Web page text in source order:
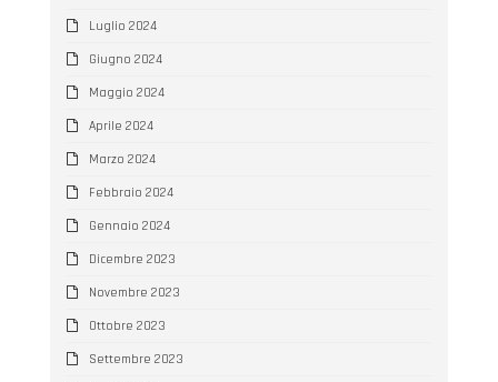
Luglio 2024
Giugno 2024
Maggio 2024
Aprile 2024
Marzo 2024
Febbraio 2024
Gennaio 2024
Dicembre 2023
Novembre 2023
Ottobre 2023
Settembre 2023